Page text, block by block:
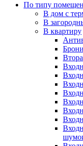
По типу
В дом с
В
В квартиру